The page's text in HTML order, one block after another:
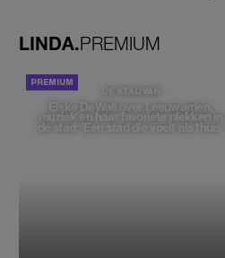
LINDA.PREMIUM
DE STAD VAN
Elske DeWall over Leeuwarden,
muziek en haar favoriete plekken in
de stad: 'Een stad die voelt als thuis'